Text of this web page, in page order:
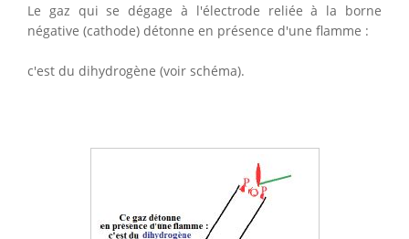
Le gaz qui se dégage à l'électrode reliée à la borne
négative (cathode) détonne en présence d'une flamme :
c'est du dihydrogène (voir schéma).